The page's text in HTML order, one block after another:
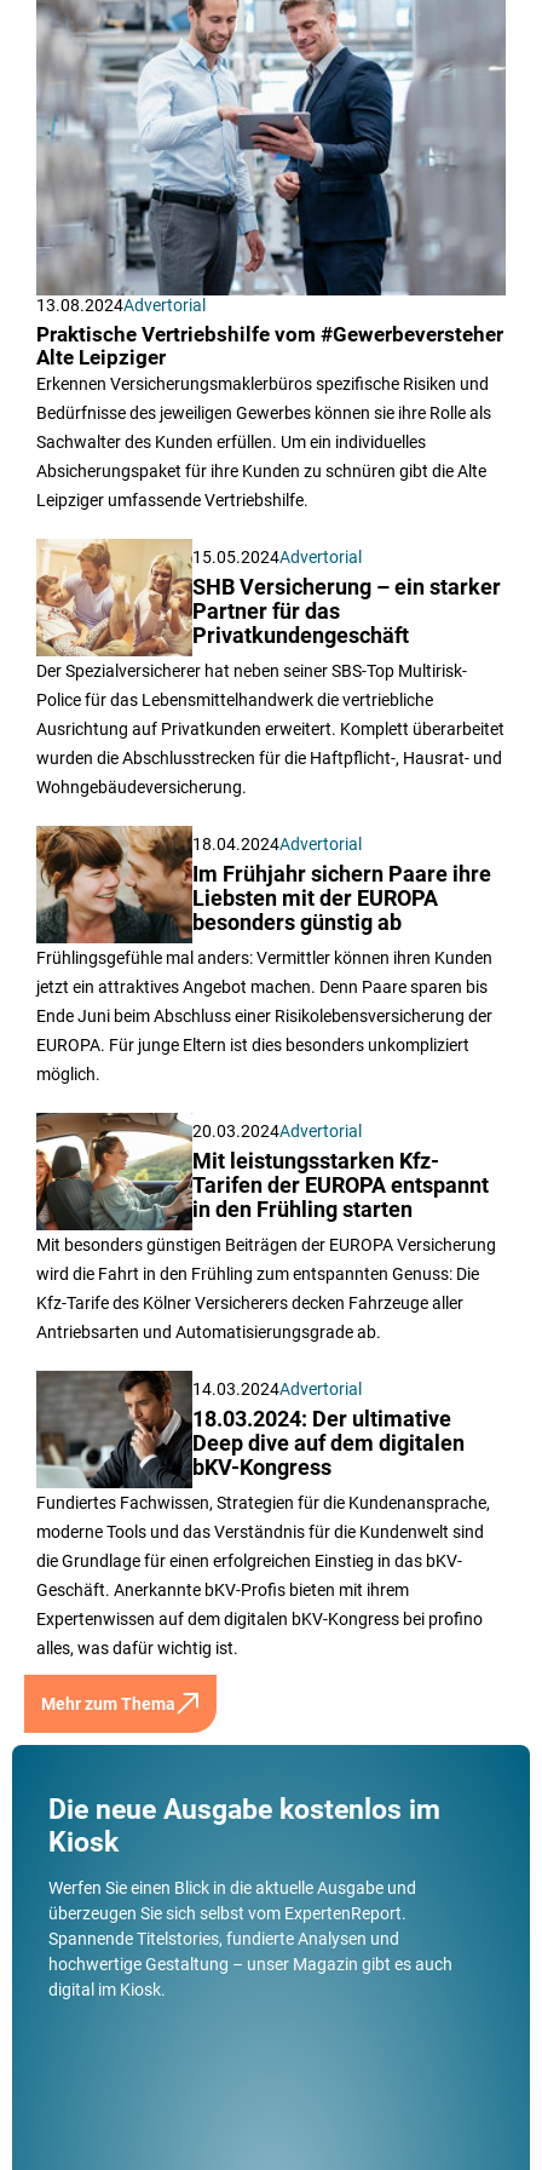
13.08.2024Advertorial
Praktische Vertriebshilfe vom #Gewerbeversteher
Alte Leipziger
Erkennen Versicherungsmaklerbüros spezifische Risiken und
Bedürfnisse des jeweiligen Gewerbes können sie ihre Rolle als
Sachwalter des Kunden erfüllen. Um ein individuelles
Absicherungspaket für ihre Kunden zu schnüren gibt die Alte
Leipziger umfassende Vertriebshilfe.
15.05.2024Advertorial
SHB Versicherung – ein starker
Partner für das
Privatkundengeschäft
Der Spezialversicherer hat neben seiner SBS-Top Multirisk-
Police für das Lebensmittelhandwerk die vertriebliche
Ausrichtung auf Privatkunden erweitert. Komplett überarbeitet
wurden die Abschlusstrecken für die Haftpflicht-, Hausrat- und
Wohngebäudeversicherung.
18.04.2024Advertorial
Im Frühjahr sichern Paare ihre
Liebsten mit der EUROPA
besonders günstig ab
Frühlingsgefühle mal anders: Vermittler können ihren Kunden
jetzt ein attraktives Angebot machen. Denn Paare sparen bis
Ende Juni beim Abschluss einer Risikolebensversicherung der
EUROPA. Für junge Eltern ist dies besonders unkompliziert
möglich.
20.03.2024Advertorial
Mit leistungsstarken Kfz-
Tarifen der EUROPA entspannt
in den Frühling starten
Mit besonders günstigen Beiträgen der EUROPA Versicherung
wird die Fahrt in den Frühling zum entspannten Genuss: Die
Kfz-Tarife des Kölner Versicherers decken Fahrzeuge aller
Antriebsarten und Automatisierungsgrade ab.
14.03.2024Advertorial
18.03.2024: Der ultimative
Deep dive auf dem digitalen
bKV-Kongress
Fundiertes Fachwissen, Strategien für die Kundenansprache,
moderne Tools und das Verständnis für die Kundenwelt sind
die Grundlage für einen erfolgreichen Einstieg in das bKV-
Geschäft. Anerkannte bKV-Profis bieten mit ihrem
Expertenwissen auf dem digitalen bKV-Kongress bei profino
alles, was dafür wichtig ist.
Mehr zum Thema
Die neue Ausgabe kostenlos im
Kiosk
Werfen Sie einen Blick in die aktuelle Ausgabe und
überzeugen Sie sich selbst vom ExpertenReport.
Spannende Titelstories, fundierte Analysen und
hochwertige Gestaltung – unser Magazin gibt es auch
digital im Kiosk.